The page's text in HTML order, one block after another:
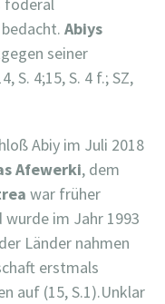
Abiys
seiner
4;15, S. 4 f.; SZ,
Abiy im Juli 2018
Afewerki, dem
war früher
im Jahr 1993
Länder nahmen
erstmals
auf (15, S.1).Unklar